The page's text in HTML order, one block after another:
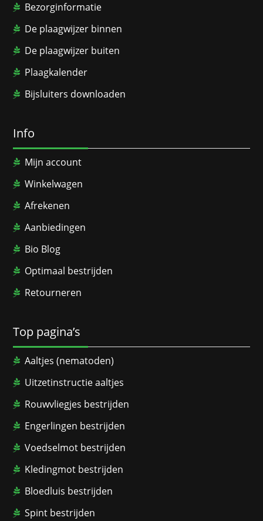
Bezorginformatie
De plaagwijzer binnen
De plaagwijzer buiten
Plaagkalender
Bijsluiters downloaden
Info
Mijn account
Winkelwagen
Afrekenen
Aanbiedingen
Bio Blog
Optimaal bestrijden
Retourneren
Top pagina’s
Aaltjes (nematoden)
Uitzetinstructie aaltjes
Rouwvliegjes bestrijden
Engerlingen bestrijden
Voedselmot bestrijden
Kledingmot bestrijden
Bloedluis bestrijden
Spint bestrijden